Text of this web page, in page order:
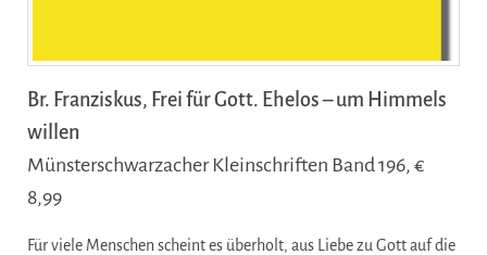
Br. Franziskus, Frei für Gott. Ehelos – um Himmels
willen
Münsterschwarzacher Kleinschriften Band 196, €
8,99
Für viele Menschen scheint es überholt, aus Liebe zu Gott auf die